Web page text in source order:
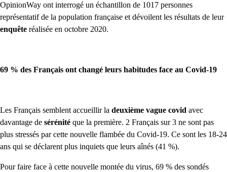
OpinionWay ont interrogé un échantillon de 1017 personnes
représentatif de la population française et dévoilent les résultats de leur
enquête réalisée en octobre 2020.
69 % des Français ont changé leurs habitudes face au Covid-19
Les Français semblent accueillir la deuxième vague covid avec
davantage de sérénité que la première. 2 Français sur 3 ne sont pas
plus stressés par cette nouvelle flambée du Covid-19. Ce sont les 18-24
ans qui se déclarent plus inquiets que leurs aînés (41 %).
Pour faire face à cette nouvelle montée du virus, 69 % des sondés